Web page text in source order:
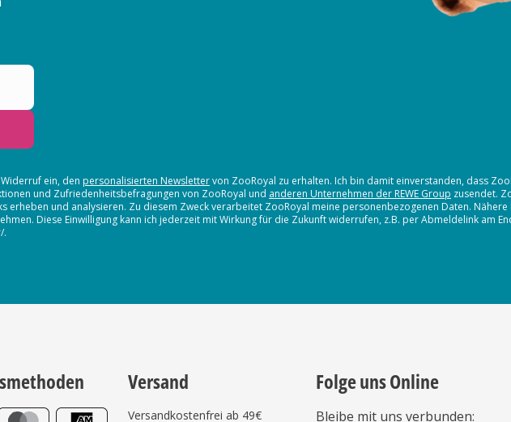
ein, den personalisierten Newslettervon ZooRoyal zu erhalten. Ich bin damit einverstanden, dass
und Zufriedenheitsbefragungen von ZooRoyal und anderen Unternehmen der REWE Group zusendet.
erheben und analysieren. Zu diesem Zweck verarbeitet ZooRoyal meine personenbezogenen Daten.
Diese Einwilligung kann ich jederzeit mit Wirkung für die Zukunft widerrufen, z.B. per Abmeldelink am
.
Versand
Versandkostenfrei ab 49€
Folge uns Online
Bleibe mit uns verbunden: